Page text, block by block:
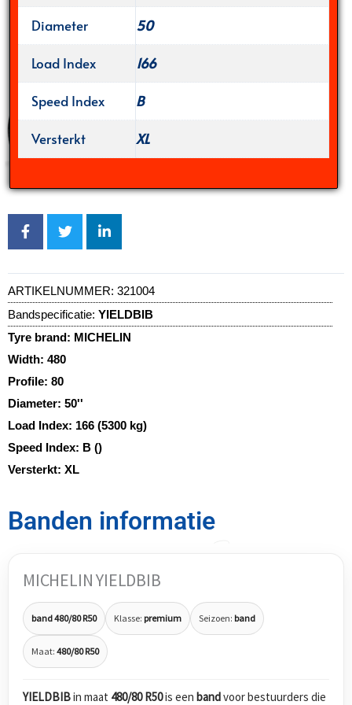
Diameter
50
Load Index
166
Speed Index
B
Versterkt
XL
ARTIKELNUMMER: 321004
Bandspecificatie: YIELDBIB
Tyre brand: MICHELIN
Width: 480
Profile: 80
Diameter: 50''
Load Index: 166 (5300 kg)
Speed Index: B ()
Versterkt: XL
Banden informatie
MICHELIN YIELDBIB
band 480/80 R50 Klasse: premium Seizoen: band
Maat: 480/80 R50
YIELDBIBin maat 480/80 R50is een bandvoor bestuurders die